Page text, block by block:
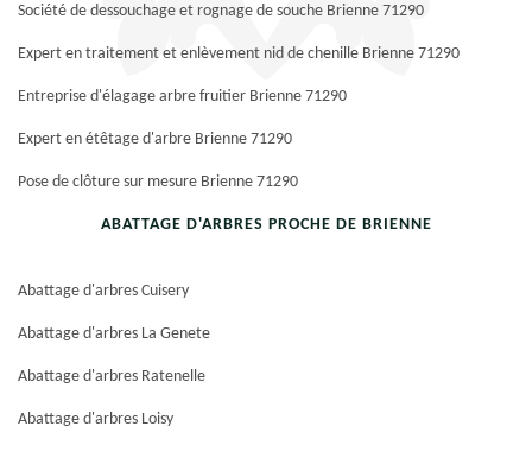
Société de dessouchage et rognage de souche Brienne 71290
Expert en traitement et enlèvement nid de chenille Brienne 71290
Entreprise d'élagage arbre fruitier Brienne 71290
Expert en étêtage d'arbre Brienne 71290
Pose de clôture sur mesure Brienne 71290
ABATTAGE D'ARBRES PROCHE DE BRIENNE
Abattage d'arbres Cuisery
Abattage d'arbres La Genete
Abattage d'arbres Ratenelle
Abattage d'arbres Loisy